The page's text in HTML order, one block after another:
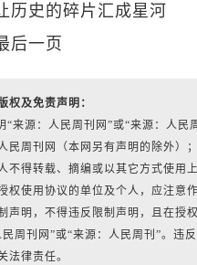
历史的碎片汇成星河
后一页
权及免责声明：
“来源：人民周刊网”或“来源：人民
民周刊网（本网另有声明的除外）
不得转载、摘编或以其它方式使用
权使用协议的单位及个人，应注意
声明，不得违反限制声明，且在授
民周刊网”或“来源：人民周刊”。违
法律责任。